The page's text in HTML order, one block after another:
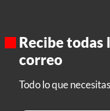
Recibe todas
correo
Todo lo que